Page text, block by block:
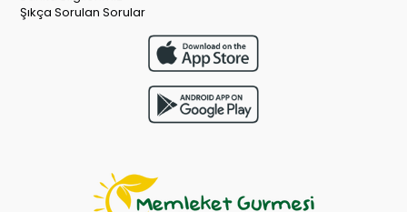
Şıkça Sorulan Sorular